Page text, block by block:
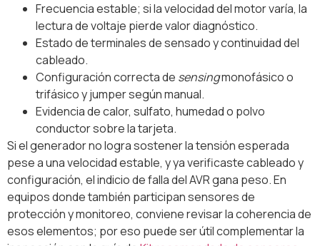
Frecuencia estable; si la velocidad del motor varía, la
lectura de voltaje pierde valor diagnóstico.
Estado de terminales de sensado y continuidad del
cableado.
Configuración correcta de sensingmonofásico o
trifásico y jumper según manual.
Evidencia de calor, sulfato, humedad o polvo
conductor sobre la tarjeta.
Si el generador no logra sostener la tensión esperada
pese a una velocidad estable, y ya verificaste cableado y
configuración, el indicio de falla del AVR gana peso. En
equipos donde también participan sensores de
protección y monitoreo, conviene revisar la coherencia de
esos elementos; por eso puede ser útil complementar la